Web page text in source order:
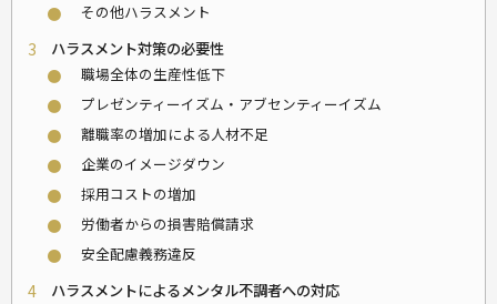
⚫ その他ハラスメント
3 ハラスメント対策の必要性
⚫ 職場全体の生産性低下
⚫ プレゼンティーイズム・アブセンティーイズム
⚫ 離職率の増加による人材不足
⚫ 企業のイメージダウン
⚫ 採用コストの増加
⚫ 労働者からの損害賠償請求
⚫ 安全配慮義務違反
4 ハラスメントによるメンタル不調者への対応